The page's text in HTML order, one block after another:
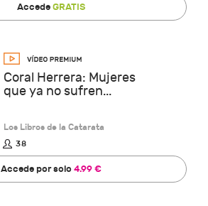
AccedeGRATIS
Coral Herrera: Mujeres
que ya no sufren...
Los Libros de la Catarata
38
Accede por solo4.99 €